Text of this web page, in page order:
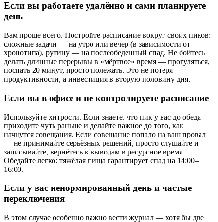
Если вы работаете удалённо и сами планируете
день
Вам проще всего. Постройте расписание вокруг своих пиков:
сложные задачи — на утро или вечер (в зависимости от
хронотипа), рутину — на послеобеденный спад. Не бойтесь
делать длинные перерывы в «мёртвое» время — прогуляться,
поспать 20 минут, просто полежать. Это не потеря
продуктивности, а инвестиция в вторую половину дня.
Если вы в офисе и не контролируете расписание
Используйте хитрости. Если знаете, что пик у вас до обеда —
приходите чуть раньше и делайте важное до того, как
начнутся совещания. Если совещание попало на ваш провал
— не принимайте серьёзных решений, просто слушайте и
записывайте, вернётесь к выводам в ресурсное время.
Обедайте легко: тяжёлая пища гарантирует спад на 14:00–
16:00.
Если у вас ненормированный день и частые
переключения
В этом случае особенно важно вести журнал — хотя бы две